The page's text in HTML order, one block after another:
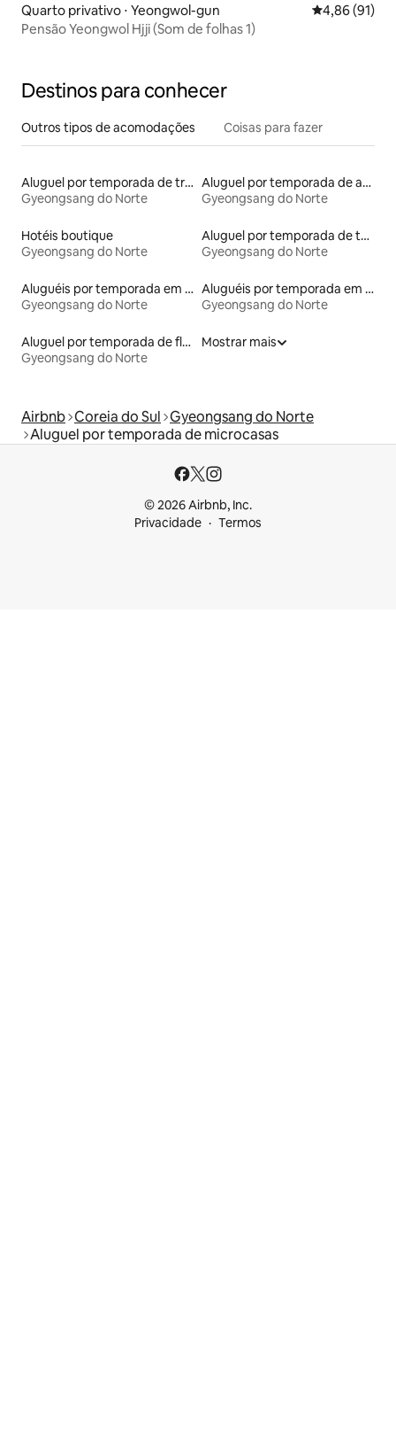
Quarto privativo ⋅ Yeongwol-gun 4,86 de uma
4,86 (91)
Pensão Yeongwol Hjji (Som de folhas 1)
Destinos para conhecer
Outros tipos de acomodações Coisas para fazer
Aluguel por temporada de trailers
Gyeongsang do Norte
Aluguel por temporada de apart-hotéis
Gyeongsang do Norte
Hotéis boutique
Gyeongsang do Norte
Aluguel por temporada de townhouses
Gyeongsang do Norte
Aluguéis por temporada em resorts
Gyeongsang do Norte
Aluguéis por temporada em acampamentos
Gyeongsang do Norte
Aluguel por temporada de flats
Gyeongsang do Norte
Mostrar mais
Airbnb Coreia do Sul Gyeongsang do Norte
Aluguel por temporada de microcasas
© 2026 Airbnb, Inc.
Privacidade
Termos